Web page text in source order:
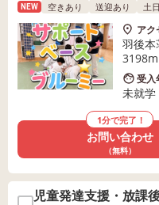
NEW 空きあり 送迎あり 土
アク
羽後本
3198m
受入
未就学
1分で完了！
お問い合わせ
（無料）
児童発達支援・放課